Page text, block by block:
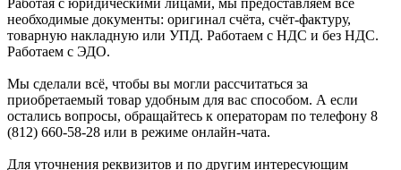
необходимые документы: оригинал счёта, счёт-фактуру,
товарную накладную или УПД. Работаем с НДС и без НДС.
Работаем с ЭДО.
Мы сделали всё, чтобы вы могли рассчитаться за
приобретаемый товар удобным для вас способом. А если
остались вопросы, обращайтесь к операторам по телефону 8
(812) 660-58-28 или в режиме онлайн-чата.
Для уточнения реквизитов и по другим интересующим